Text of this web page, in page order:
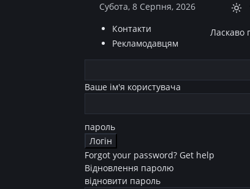
Субота, 8 Серпня, 2026
Контакти
Рекламодавцям
Ласкаво
Ваше ім'я користувача
пароль
Forgot your password? Get help
Відновлення паролю
відновити пароль